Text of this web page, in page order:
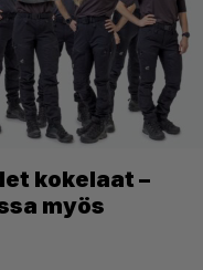
kokelaat –
myös